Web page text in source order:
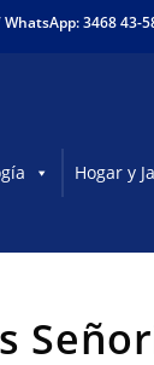
WhatsApp: 3468 43-
Hogar y